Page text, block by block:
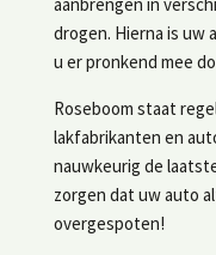
aanbrengen in
drogen. Hierna is uw
u er pronkend mee
Roseboom staat
lakfabrikanten en
nauwkeurig de
zorgen dat uw auto
overgespoten!